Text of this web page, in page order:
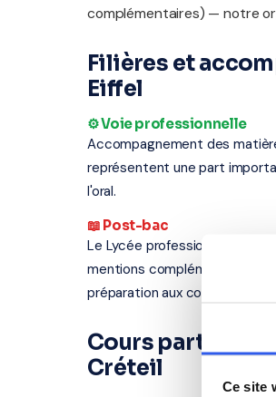
Ce site
complémentaires) — notre
Filières et
Eiffel
⚙️ Voie professionnelle
Accompagnement des
représentent une part
l'oral.
📖 Post-bac
Le Lycée professionnel
mentions complémentaires).
préparation aux concours,
Cours
Créteil